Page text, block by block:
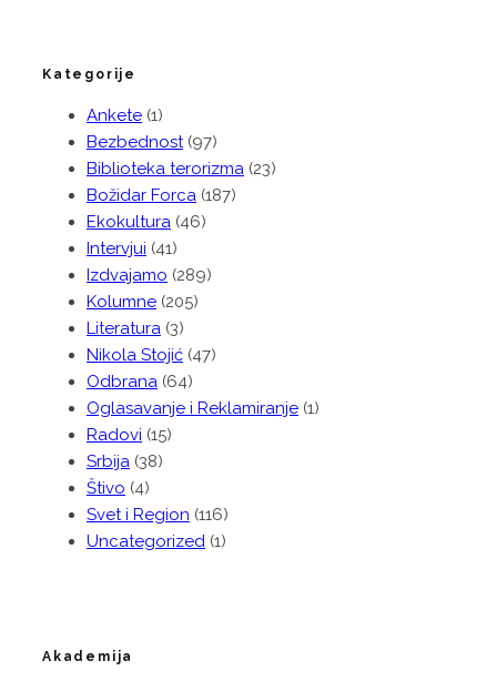
Kategorije
Ankete (1)
Bezbednost(97)
Biblioteka terorizma (23)
Božidar Forca (187)
Ekokultura (46)
Intervjui (41)
Izdvajamo (289)
Kolumne (205)
Literatura (3)
Nikola Stojić (47)
Odbrana (64)
Oglasavanje i Reklamiranje (1)
Radovi (15)
Srbija (38)
Štivo (4)
Svet i Region (116)
Uncategorized (1)
Akademija